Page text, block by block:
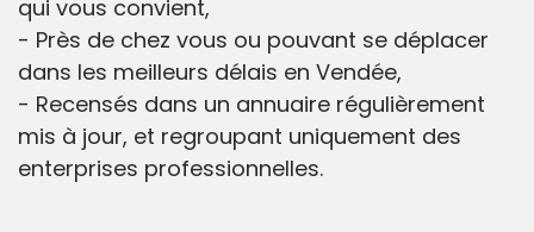
qui vous convient,
- Près de chez vous ou pouvant se déplacer
dans les meilleurs délais en Vendée,
- Recensés dans un annuaire régulièrement
mis à jour, et regroupant uniquement des
enterprises professionnelles.